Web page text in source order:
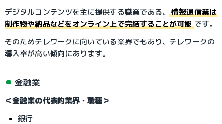
デジタルコンテンツを主に提供する職業である、情報通信業は
制作物や納品などをオンライン上で完結することが可能です。
そのためテレワークに向いている業界でもあり、テレワークの
導入率が高い傾向にあります。
金融業
＜金融業の代表的業界・職種＞
銀行